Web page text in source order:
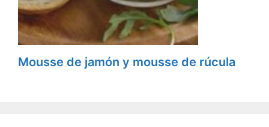
Mousse de jamón y mousse de rúcula